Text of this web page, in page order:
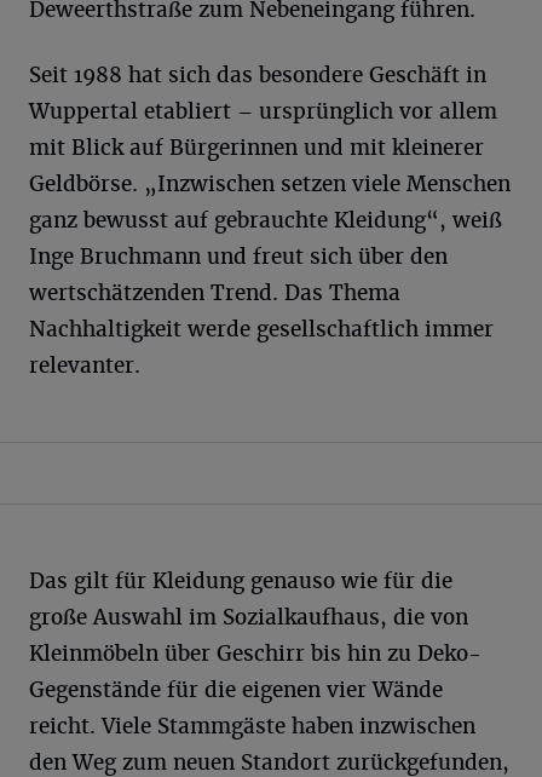
Deweerthstraße zum Nebeneingang führen.
Seit 1988 hat sich das besondere Geschäft in
Wuppertal etabliert – ursprünglich vor allem
mit Blick auf Bürgerinnen und mit kleinerer
Geldbörse. „Inzwischen setzen viele Menschen
ganz bewusst auf gebrauchte Kleidung“, weiß
Inge Bruchmann und freut sich über den
wertschätzenden Trend. Das Thema
Nachhaltigkeit werde gesellschaftlich immer
relevanter.
Das gilt für Kleidung genauso wie für die
große Auswahl im Sozialkaufhaus, die von
Kleinmöbeln über Geschirr bis hin zu Deko-
Gegenstände für die eigenen vier Wände
reicht. Viele Stammgäste haben inzwischen
den Weg zum neuen Standort zurückgefunden,